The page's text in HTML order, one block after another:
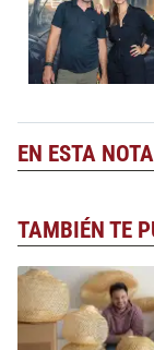
EN ESTA NOTA
TAMBIÉN TE